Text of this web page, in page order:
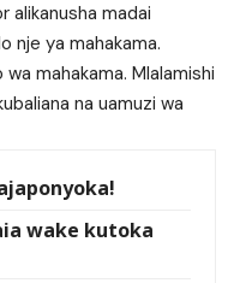
alikanusha madai
nje ya mahakama.
mahakama. Mlalamishi
na uamuzi wa
wake kutoka